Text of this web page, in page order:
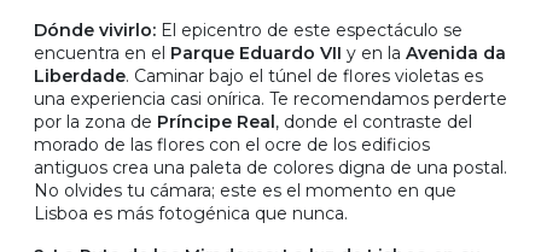
Dónde vivirlo: El epicentro de este espectáculo se
encuentra en el Parque Eduardo VII y en la Avenida da
Liberdade. Caminar bajo el túnel de flores violetas es
una experiencia casi onírica. Te recomendamos perderte
por la zona de Príncipe Real, donde el contraste del
morado de las flores con el ocre de los edificios
antiguos crea una paleta de colores digna de una postal.
No olvides tu cámara; este es el momento en que
Lisboa es más fotogénica que nunca.